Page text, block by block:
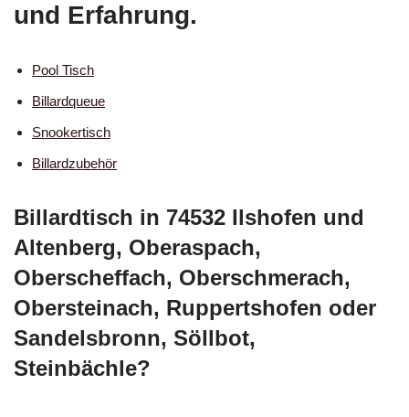
und Erfahrung.
Pool Tisch
Billardqueue
Snookertisch
Billardzubehör
Billardtisch in 74532 Ilshofen und
Altenberg, Oberaspach,
Oberscheffach, Oberschmerach,
Obersteinach, Ruppertshofen oder
Sandelsbronn, Söllbot,
Steinbächle?